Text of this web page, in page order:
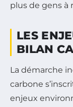
plus de gens à
LES
BILAN
La démarche
carbone
enjeux